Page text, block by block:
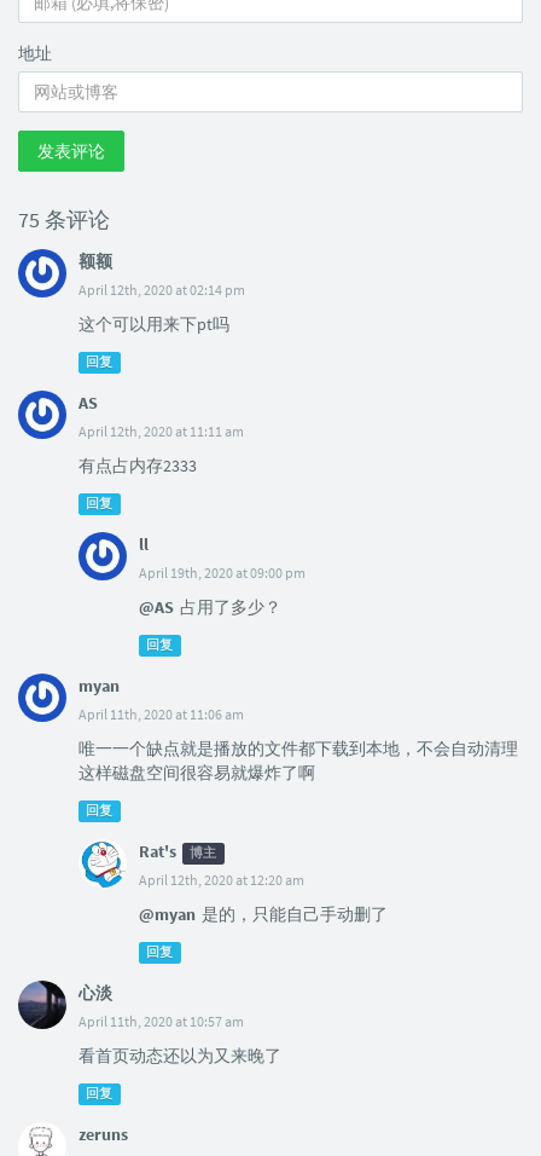
地址
发表评论
75 条评论
额额
April 12th, 2020 at 02:14 pm
这个可以用来下pt吗
回复
AS
April 12th, 2020 at 11:11 am
有点占内存2333
回复
ll
April 19th, 2020 at 09:00 pm
@AS 占用了多少？
回复
myan
April 11th, 2020 at 11:06 am
唯一一个缺点就是播放的文件都下载到本地，不会自动清理
这样磁盘空间很容易就爆炸了啊
回复
Rat's 博主
April 12th, 2020 at 12:20 am
@myan 是的，只能自己手动删了
回复
心淡
April 11th, 2020 at 10:57 am
看首页动态还以为又来晚了
回复
zeruns